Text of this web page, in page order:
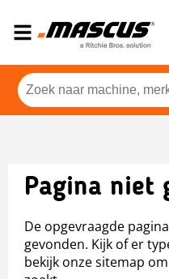
Pagina niet
De opgevraagde
gevonden. Kijk of er
bekijk onze sitemap